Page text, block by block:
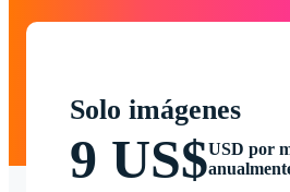
Solo imágenes
9 US$USD por